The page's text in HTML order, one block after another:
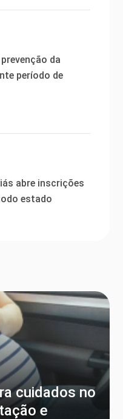
da
período de
abre inscrições
estado
cuidados no
e